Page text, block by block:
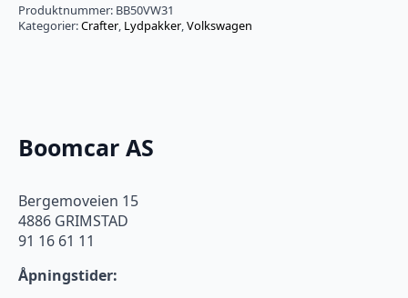
Produktnummer: BB50VW31
Kategorier:Crafter, Lydpakker,Volkswagen
Boomcar AS
Bergemoveien 15
4886 GRIMSTAD
91 16 61 11
Åpningstider: